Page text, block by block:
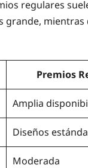
regulares
grande,
Premios
Amplia
Diseños
Moderada